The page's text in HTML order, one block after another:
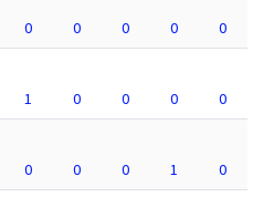
0 0 0 0
0
1 0 0 0
0
0 0 0 1
0